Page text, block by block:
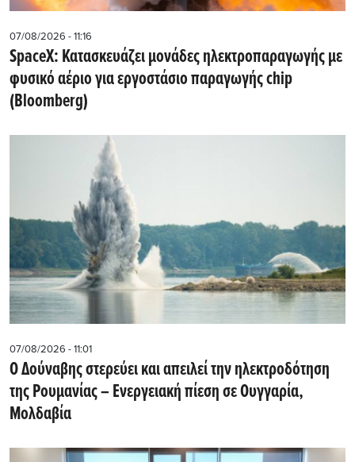
07/08/2026 - 11:16
SpaceX: Κατασκευάζει μονάδες ηλεκτροπαραγωγής με
φυσικό αέριο για εργοστάσιο παραγωγής chip
(Bloomberg)
07/08/2026 - 11:01
Ο Δούναβης στερεύει και απειλεί την ηλεκτροδότηση
της Ρουμανίας – Ενεργειακή πίεση σε Ουγγαρία,
Μολδαβία